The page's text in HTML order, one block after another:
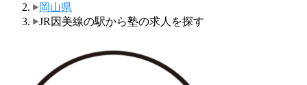
岡山県
JR因美線の駅から塾の求人を探す